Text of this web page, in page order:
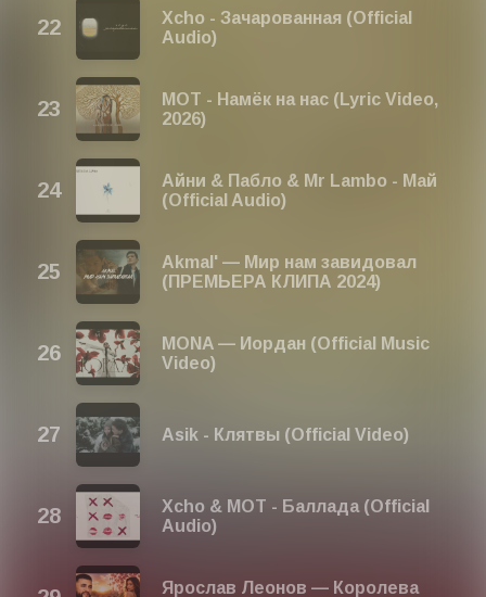
Xcho - Зачарованная (Official
Audio)
МОТ - Намёк на нас (Lyric Video,
2026)
Айни & Пабло & Mr Lambo - Май
(Official Audio)
Akmal' — Мир нам завидовал
(ПРЕМЬЕРА КЛИПА 2024)
MONA — Иордан (Official Music
Video)
Asik - Клятвы (Official Video)
Xcho & МОТ - Баллада (Official
Audio)
Ярослав Леонов — Королева